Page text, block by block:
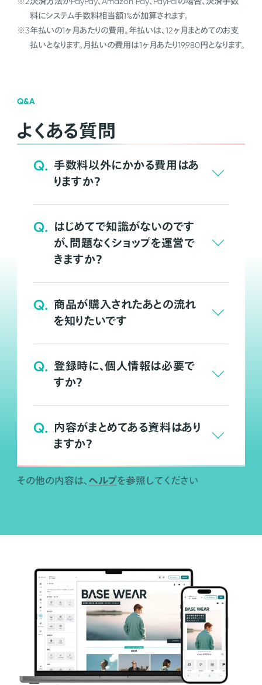
料にシステム手数料相当額1%が加算されます。
※3年払いの1ヶ月あたりの費用。年払いは、12ヶ月まとめてのお支
払いとなります。月払いの費用は1ヶ月あたり19,980円となります。
Q&A
よくある質問
Q. 手数料以外にかかる費用はあ
りますか？
Q. はじめてで知識がないのです
が、問題なくショップを運営で
きますか？
Q. 商品が購入されたあとの流れ
を知りたいです
Q. 登録時に、個人情報は必要で
すか？
Q. 内容がまとめてある資料はあり
ますか？
その他の内容は、 ヘルプを参照してください